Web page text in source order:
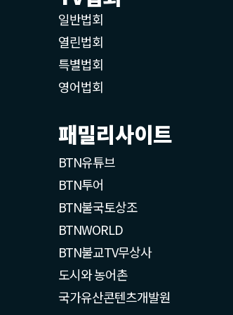
일반법회
열린법회
특별법회
영어법회
패밀리사이트
BTN유튜브
BTN투어
BTN불국토상조
BTNWORLD
BTN불교TV무상사
도시와 농어촌
국가유산콘텐츠개발원